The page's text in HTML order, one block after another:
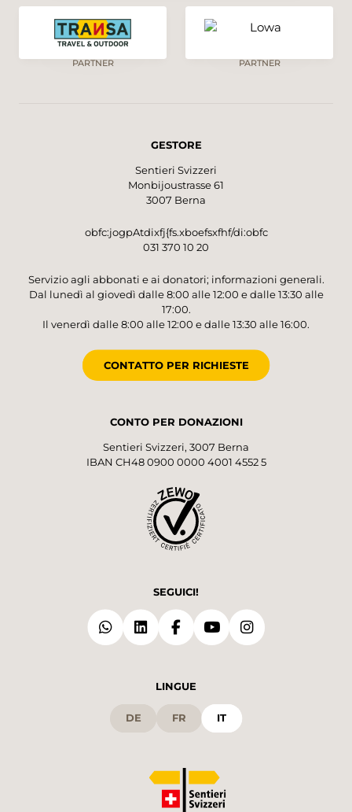
PARTNER PARTNER
GESTORE
Sentieri Svizzeri
Monbijoustrasse 61
3007 Berna
obfc:jogpAtdixfj{fs.xboefsxfhf/di:obfc
031 370 10 20
Servizio agli abbonati e ai donatori; informazioni generali.
Dal lunedì al giovedì dalle 8:00 alle 12:00 e dalle 13:30 alle
17:00.
Il venerdì dalle 8:00 alle 12:00 e dalle 13:30 alle 16:00.
CONTATTO PER RICHIESTE
CONTO PER DONAZIONI
Sentieri Svizzeri, 3007 Berna
IBAN CH48 0900 0000 4001 4552 5
SEGUICI!
LINGUE
DE FR IT